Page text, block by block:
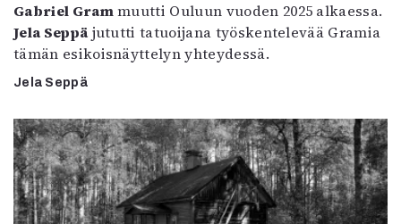
Gabriel Grammuutti Ouluun vuoden 2025 alkaessa.
Jela Seppä jututti tatuoijana työskentelevää Gramia
tämän esikoisnäyttelyn yhteydessä.
Jela Seppä